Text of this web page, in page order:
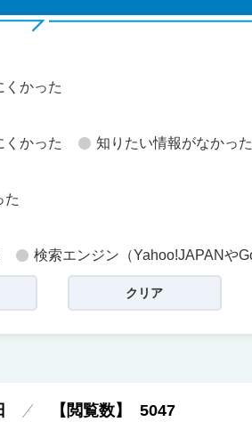
くかった
くかった 知りたい情報がなかった
た
検索エンジン（Yahoo!JAPANや
【閲覧数】 5047